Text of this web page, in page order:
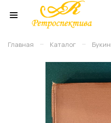
Главная – Каталог –